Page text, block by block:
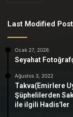
Last Modified
Ocak 27, 2026
Seyahat
Ağustos 3, 2022
Takva(Emirlere
Şüphelilerden
ile ilgili Hadis’ler